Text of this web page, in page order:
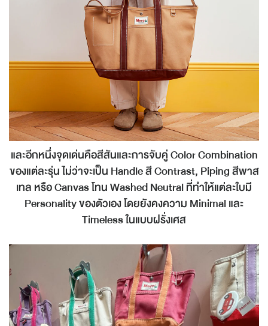
และอีกหนึ่งจุดเด่นคือสีสันและการจับคู่ Color Combination
ของแต่ละรุ่น ไม่ว่าจะเป็น Handle สี Contrast, Piping สีพาส
เทล หรือ Canvas โทน Washed Neutral ที่ทำให้แต่ละใบมี
Personality ของตัวเอง โดยยังคงความ Minimal และ
Timeless ในแบบฝรั่งเศส